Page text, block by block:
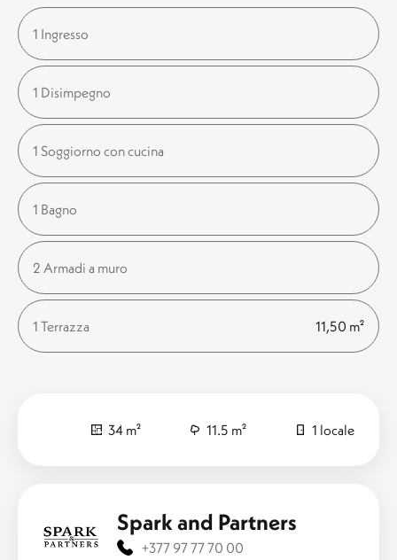
1 Ingresso
1 Disimpegno
1 Soggiorno con cucina
1 Bagno
2 Armadi a muro
1 Terrazza 11,50 m²
34 m² 11.5 m² 1 locale
Spark and Partners
+377 97 77 70 00